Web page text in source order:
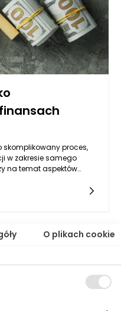
proces,
w zakresie samego
na temat aspektów
elementem
kapitału. Aby
konieczne jest
działań do
O plikach cookie